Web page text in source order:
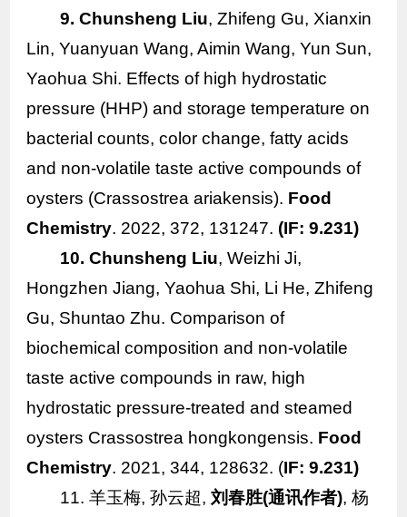
9. Chunsheng Liu, Zhifeng Gu, Xianxin
Lin, Yuanyuan Wang, Aimin Wang, Yun Sun,
Yaohua Shi. Effects of high hydrostatic
pressure (HHP) and storage temperature on
bacterial counts, color change, fatty acids
and non-volatile taste active compounds of
oysters (Crassostrea ariakensis). Food
Chemistry. 2022, 372, 131247. (IF: 9.231)
10. Chunsheng Liu, Weizhi Ji,
Hongzhen Jiang, Yaohua Shi, Li He, Zhifeng
Gu, Shuntao Zhu. Comparison of
biochemical composition and non-volatile
taste active compounds in raw, high
hydrostatic pressure-treated and steamed
oysters Crassostrea hongkongensis. Food
Chemistry. 2021, 344, 128632. (IF: 9.231)
11. 羊玉梅, 孙云超, 刘春胜(通讯作者), 杨